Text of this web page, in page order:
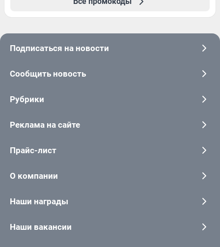
Подписаться на новости
Сообщить новость
Рубрики
Реклама на сайте
Прайс-лист
О компании
Наши награды
Наши вакансии